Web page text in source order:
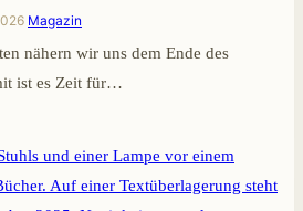
Magazin
nähern wir uns dem Ende des
ist es Zeit für…